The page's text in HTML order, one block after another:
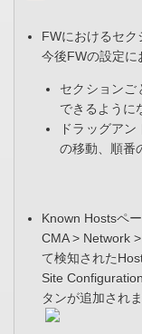
FWにおけるセ
今後FWの設定に
セクションご
できるように
ドラッグア
の移動、順番
Known Hostsペ
CMA > Network
て検知された
Site
タンが追加されま